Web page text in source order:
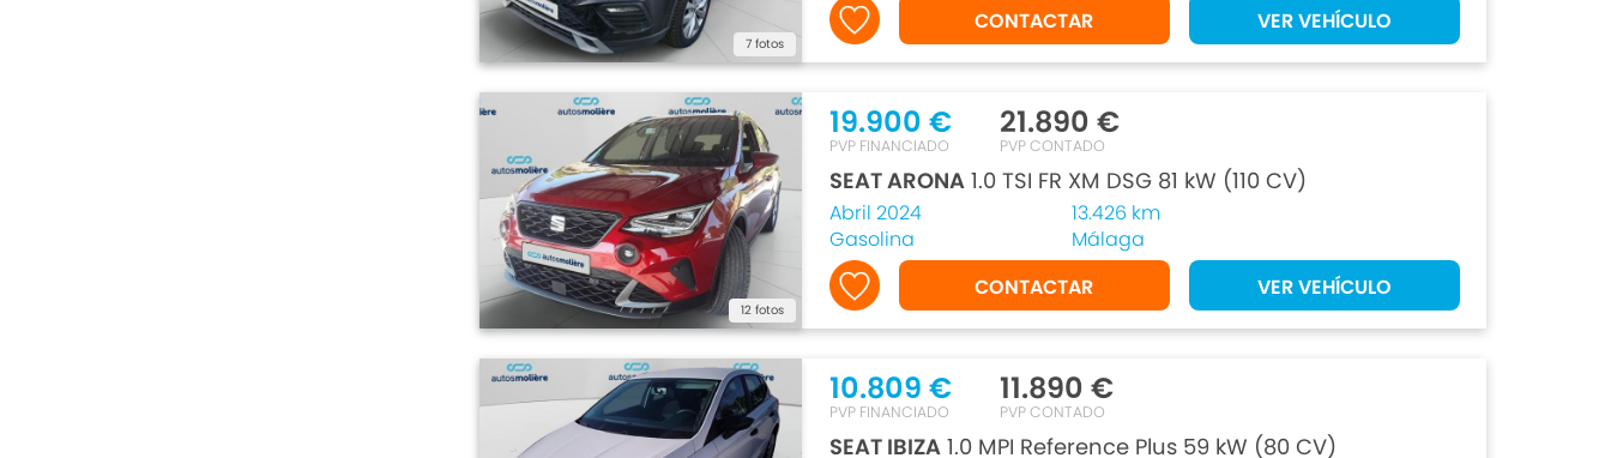
7 fotos
CONTACTAR
VER VEHÍCULO
12 fotos
19.900 €
PVP FINANCIADO
21.890 €
PVP CONTADO
SEAT ARONA1.0 TSI FR XM DSG 81 kW (110 CV)
Abril 2024
Gasolina
13.426 km
Málaga
CONTACTAR
VER VEHÍCULO
10.809 €
PVP FINANCIADO
11.890 €
PVP CONTADO
SEAT IBIZA1.0 MPI Reference Plus 59 kW (80 CV)